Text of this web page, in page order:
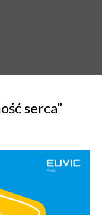
serca”